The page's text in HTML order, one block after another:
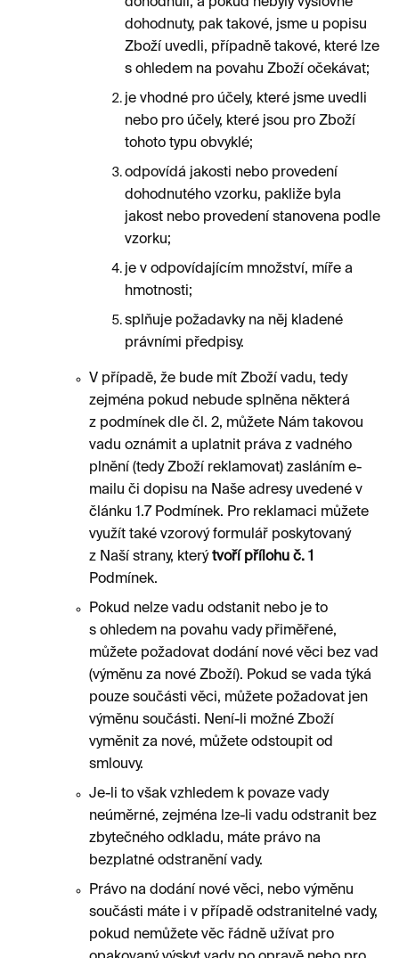
dohodnuty, pak takové, jsme u popisu
Zboží uvedli, případně takové, které lze
s ohledem na povahu Zboží očekávat;
je vhodné pro účely, které jsme uvedli
nebo pro účely, které jsou pro Zboží
tohoto typu obvyklé;
odpovídá jakosti nebo provedení
dohodnutého vzorku, pakliže byla
jakost nebo provedení stanovena podle
vzorku;
je v odpovídajícím množství, míře a
hmotnosti;
splňuje požadavky na něj kladené
právními předpisy.
V případě, že bude mít Zboží vadu, tedy
zejména pokud nebude splněna některá
z podmínek dle čl. 2, můžete Nám takovou
vadu oznámit a uplatnit práva z vadného
plnění (tedy Zboží reklamovat) zasláním e-
mailu či dopisu na Naše adresy uvedené v
článku 1.7 Podmínek. Pro reklamaci můžete
využít také vzorový formulář poskytovaný
z Naší strany, kterýtvoří přílohu č. 1
Podmínek.
Pokud nelze vadu odstanit nebo je to
s ohledem na povahu vady přiměřené,
můžete požadovat dodání nové věci bez vad
(výměnu za nové Zboží). Pokud se vada týká
pouze součásti věci, můžete požadovat jen
výměnu součásti. Není-li možné Zboží
vyměnit za nové, můžete odstoupit od
smlouvy.
Je-li to však vzhledem k povaze vady
neúměrné, zejména lze-li vadu odstranit bez
zbytečného odkladu, máte právo na
bezplatné odstranění vady.
Právo na dodání nové věci, nebo výměnu
součásti máte i v případě odstranitelné vady,
pokud nemůžete věc řádně užívat pro